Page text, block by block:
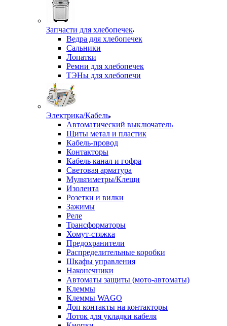
Запчасти для хлебопечек
Ведра для хлебопечек
Сальники
Лопатки
Ремни для хлебопечек
ТЭНы для хлебопечи
Электрика/Кабель
Автоматический выключатель
Щиты метал и пластик
Кабель-провод
Контакторы
Кабель канал и гофра
Световая арматура
Мультиметры/Клещи
Изолента
Розетки и вилки
Зажимы
Реле
Трансформаторы
Хомут-стяжка
Предохранители
Распределительные коробки
Шкафы управления
Наконечники
Автоматы защиты (мото-автоматы)
Клеммы
Клеммы WAGO
Доп контакты на контакторы
Лоток для укладки кабеля